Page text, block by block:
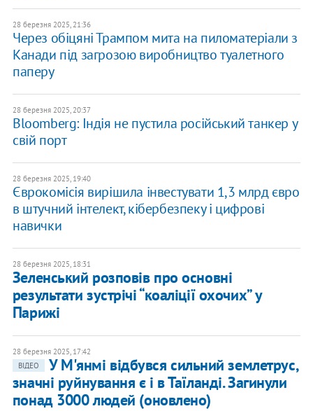
28 березня 2025, 21:36
Через обіцяні Трампом мита на пиломатеріали з
Канади під загрозою виробництво туалетного
паперу
28 березня 2025, 20:37
Bloomberg: Індія не пустила російський танкер у
свій порт
28 березня 2025, 19:40
Єврокомісія вирішила інвестувати 1,3 млрд євро
в штучний інтелект, кібербезпеку і цифрові
навички
28 березня 2025, 18:31
Зеленський розповів про основні
результати зустрічі “коаліції охочих” у
Парижі
28 березня 2025, 17:42
ВІДЕО
У М'янмі відбувся сильний землетрус,
значні руйнування є і в Таїланді. Загинули
понад 3000 людей (оновлено)